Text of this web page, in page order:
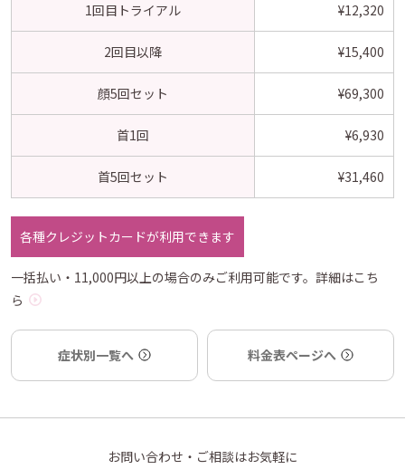
1回目トライアル ¥12,320
2回目以降 ¥15,400
顔5回セット ¥69,300
首1回 ¥6,930
首5回セット ¥31,460
各種クレジットカードが利用できます
一括払い・11,000円以上の場合のみご利用可能です。 詳細はこち
ら
症状別一覧へ 料金表ページへ
お問い合わせ・ご相談はお気軽に